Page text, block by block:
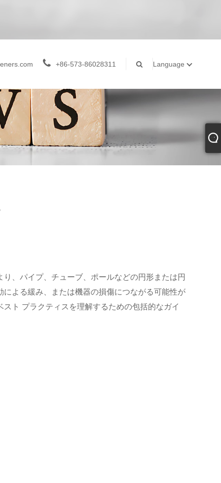
+86-573-86028311 Language
、パイプ、チューブ、ポールなどの円形または円
よる緩み、または機器の損傷につながる可能性が
ト プラクティスを理解するための包括的なガイ